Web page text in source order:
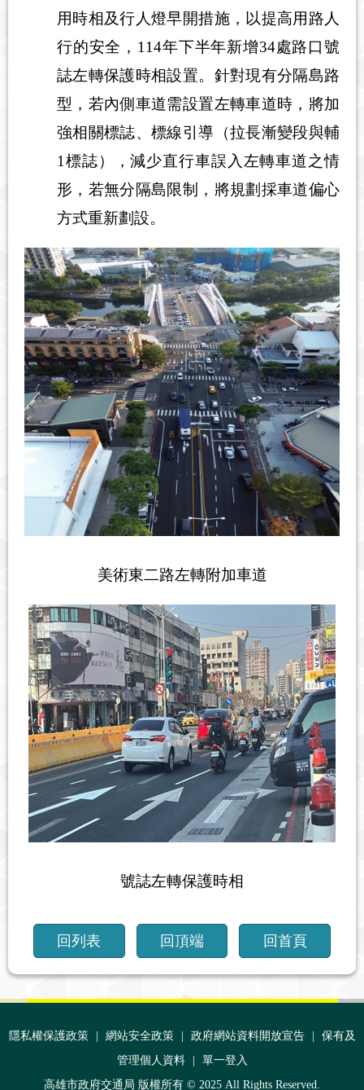
用時相及行人燈早開措施，以提高用路人
行的安全，114年下半年新增34處路口號
誌左轉保護時相設置。針對現有分隔島路
型，若內側車道需設置左轉車道時，將加
強相關標誌、標線引導（拉長漸變段與輔
1標誌），減少直行車誤入左轉車道之情
形，若無分隔島限制，將規劃採車道偏心
方式重新劃設。
美術東二路左轉附加車道
號誌左轉保護時相
回列表 回頂端 回首頁
:::
隱私權保護政策 | 網站安全政策 | 政府網站資料開放宣告 |
保有及
管理個人資料
|
單一登入
高雄市政府交通局 版權所有 © 2025 All Rights Reserved.